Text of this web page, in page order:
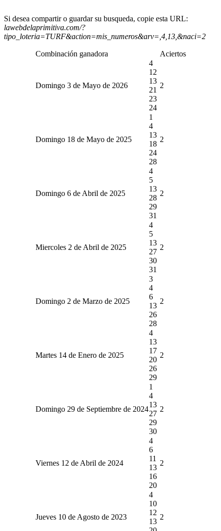
Si desea compartir o guardar su busqueda, copie esta URL:
lawebdelaprimitiva.com/?
tipo_loteria=TURF&action=mis_numeros&arv=,4,13,&naci=2
Combinación ganadora Aciertos
Domingo 3 de Mayo de 2026
4
12
13
21
23
24
2
Domingo 18 de Mayo de 2025
1
4
13
18
24
28
2
Domingo 6 de Abril de 2025
4
5
13
28
29
31
2
Miercoles 2 de Abril de 2025
4
5
13
27
30
31
2
Domingo 2 de Marzo de 2025
3
4
6
13
26
28
2
Martes 14 de Enero de 2025
4
13
17
20
26
29
2
Domingo 29 de Septiembre de 2024
1
4
13
27
29
30
2
Viernes 12 de Abril de 2024
4
6
11
13
16
20
2
Jueves 10 de Agosto de 2023
4
10
12
13
2